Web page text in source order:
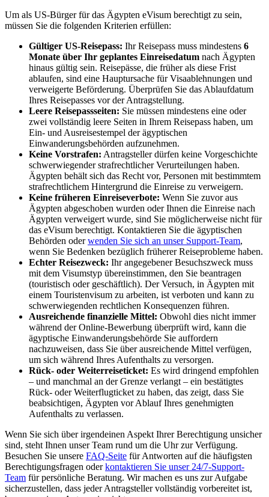
Um als US-Bürger für das Ägypten eVisum berechtigt zu sein,
müssen Sie die folgenden Kriterien erfüllen:
Gültiger US-Reisepass: Ihr Reisepass muss mindestens 6
Monate über Ihr geplantes Einreisedatum nach Ägypten
hinaus gültig sein. Reisepässe, die früher als diese Frist
ablaufen, sind eine Hauptursache für Visaablehnungen und
verweigerte Beförderung. Überprüfen Sie das Ablaufdatum
Ihres Reisepasses vor der Antragstellung.
Leere Reisepassseiten: Sie müssen mindestens eine oder
zwei vollständig leere Seiten in Ihrem Reisepass haben, um
Ein- und Ausreisestempel der ägyptischen
Einwanderungsbehörden aufzunehmen.
Keine Vorstrafen: Antragsteller dürfen keine Vorgeschichte
schwerwiegender strafrechtlicher Verurteilungen haben.
Ägypten behält sich das Recht vor, Personen mit bestimmtem
strafrechtlichem Hintergrund die Einreise zu verweigern.
Keine früheren Einreiseverbote: Wenn Sie zuvor aus
Ägypten abgeschoben wurden oder Ihnen die Einreise nach
Ägypten verweigert wurde, sind Sie möglicherweise nicht für
das eVisum berechtigt. Kontaktieren Sie die ägyptischen
Behörden oderwenden Sie sich an unser Support-Team,
wenn Sie Bedenken bezüglich früherer Reiseprobleme haben.
Echter Reisezweck: Ihr angegebener Besuchszweck muss
mit dem Visumstyp übereinstimmen, den Sie beantragen
(touristisch oder geschäftlich). Der Versuch, in Ägypten mit
einem Touristenvisum zu arbeiten, ist verboten und kann zu
schwerwiegenden rechtlichen Konsequenzen führen.
Ausreichende finanzielle Mittel: Obwohl dies nicht immer
während der Online-Bewerbung überprüft wird, kann die
ägyptische Einwanderungsbehörde Sie auffordern
nachzuweisen, dass Sie über ausreichende Mittel verfügen,
um sich während Ihres Aufenthalts zu versorgen.
Rück- oder Weiterreiseticket: Es wird dringend empfohlen
– und manchmal an der Grenze verlangt – ein bestätigtes
Rück- oder Weiterflugticket zu haben, das zeigt, dass Sie
beabsichtigen, Ägypten vor Ablauf Ihres genehmigten
Aufenthalts zu verlassen.
Wenn Sie sich über irgendeinen Aspekt Ihrer Berechtigung unsicher
sind, steht Ihnen unser Team rund um die Uhr zur Verfügung.
Besuchen Sie unsere FAQ-Seite für Antworten auf die häufigsten
Berechtigungsfragen oderkontaktieren Sie unser 24/7-Support-
Team für persönliche Beratung. Wir machen es uns zur Aufgabe
sicherzustellen, dass jeder Antragsteller vollständig vorbereitet ist,